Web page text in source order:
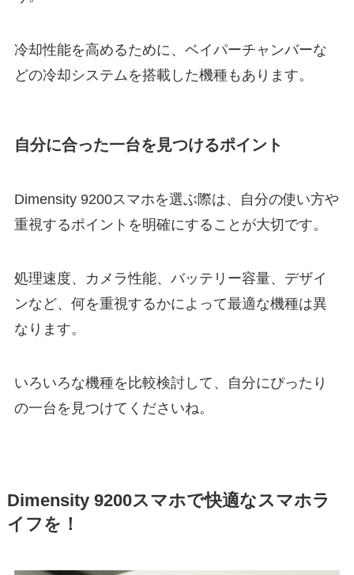
冷却性能を高めるために、ベイパーチャンバーな
どの冷却システムを搭載した機種もあります。
自分に合った一台を見つけるポイント
Dimensity 9200スマホを選ぶ際は、自分の使い方や
重視するポイントを明確にすることが大切です。
処理速度、カメラ性能、バッテリー容量、デザイ
ンなど、何を重視するかによって最適な機種は異
なります。
いろいろな機種を比較検討して、自分にぴったり
の一台を見つけてくださいね。
Dimensity 9200スマホで快適なスマホラ
イフを！